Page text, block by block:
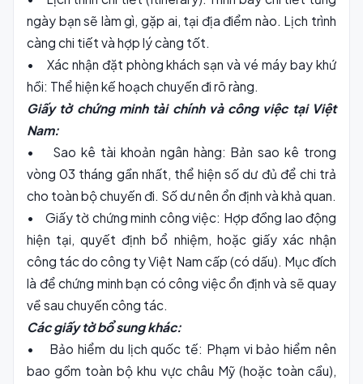
ngày bạn sẽ làm gì, gặp ai, tại địa điểm nào. Lịch trình
càng chi tiết và hợp lý càng tốt.
• Xác nhận đặt phòng khách sạn và vé máy bay khứ
hồi: Thể hiện kế hoạch chuyến đi rõ ràng.
Giấy tờ chứng minh tài chính và công việc tại Việt
Nam:
• Sao kê tài khoản ngân hàng: Bản sao kê trong
vòng 03 tháng gần nhất, thể hiện số dư đủ để chi trả
cho toàn bộ chuyến đi. Số dư nên ổn định và khả quan.
• Giấy tờ chứng minh công việc: Hợp đồng lao động
hiện tại, quyết định bổ nhiệm, hoặc giấy xác nhận
công tác do công ty Việt Nam cấp (có dấu). Mục đích
là để chứng minh bạn có công việc ổn định và sẽ quay
về sau chuyến công tác.
Các giấy tờ bổ sung khác:
• Bảo hiểm du lịch quốc tế: Phạm vi bảo hiểm nên
bao gồm toàn bộ khu vực châu Mỹ (hoặc toàn cầu),